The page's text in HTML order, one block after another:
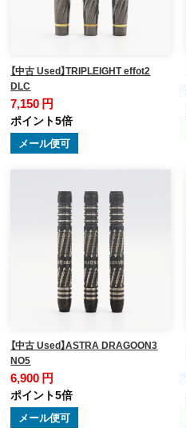
【中古 Used】TRIPLEIGHT effot2
DLC
7,150 円
ポイント5倍
メール便可
【中古 Used】ASTRA DRAGOON3
NO5
6,900 円
ポイント5倍
メール便可